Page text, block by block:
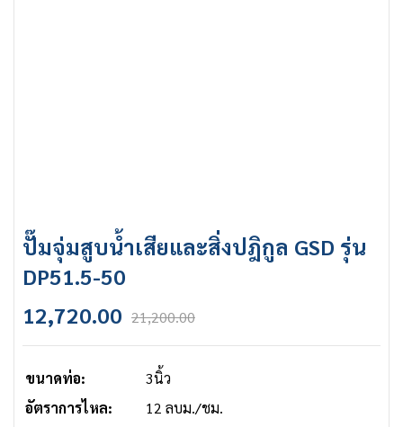
ปั๊มจุ่มสูบน้ำเสียและสิ่งปฎิกูล GSD รุ่น
DP51.5-50
21,200.00
12,720.00
ขนาดท่อ:
3นิ้ว
อัตราการไหล:
12 ลบม./ชม.